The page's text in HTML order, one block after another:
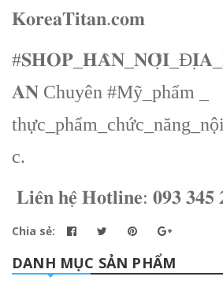
𝐊𝐨𝐫𝐞𝐚𝐓𝐢𝐭𝐚𝐧.𝐜𝐨𝐦
𝐀𝐍 Chuyên #Mỹ_phẩm _
c.
𝐋𝐢𝐞̂𝐧 𝐡𝐞̣̂ 𝐇𝐨𝐭𝐥𝐢𝐧𝐞: 𝟎𝟗𝟑 𝟑𝟒𝟓
Chia sẻ:
DANH MỤC SẢN PHẨM